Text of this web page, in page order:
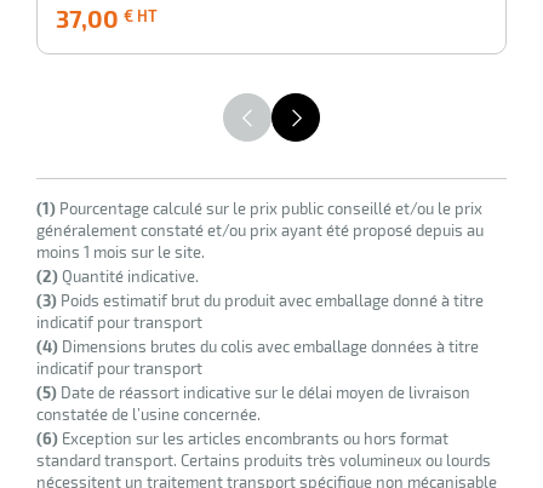
37,00 € HT
HT
(1) Pourcentage calculé sur le prix public conseillé et/ou le prix
généralement constaté et/ou prix ayant été proposé depuis au
moins 1 mois sur le site.
(2)Quantité indicative.
(3) Poids estimatif brut du produit avec emballage donné à titre
indicatif pour transport
(4) Dimensions brutes du colis avec emballage données à titre
indicatif pour transport
(5) Date de réassort indicative sur le délai moyen de livraison
constatée de l’usine concernée.
(6) Exception sur les articles encombrants ou hors format
standard transport. Certains produits très volumineux ou lourds
nécessitent un traitement transport spécifique non mécanisable